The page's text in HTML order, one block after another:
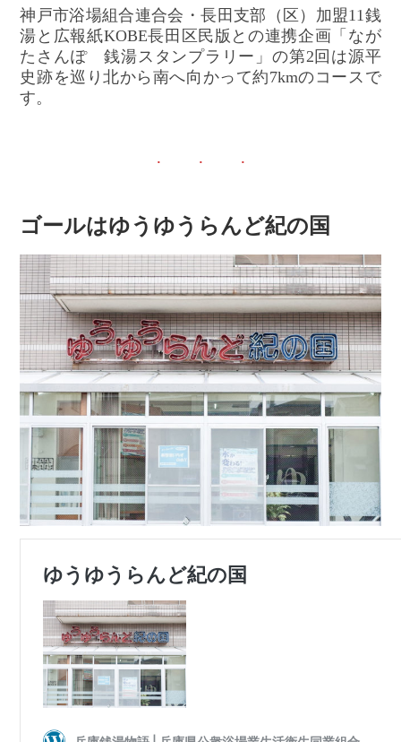
神戸市浴場組合連合会・長田支部（区）加盟11銭
湯と広報紙KOBE長田区民版との連携企画「なが
たさんぽ 銭湯スタンプラリー」の第2回は源平
史跡を巡り北から南へ向かって約7kmのコースで
す。
ゴールはゆうゆうらんど紀の国